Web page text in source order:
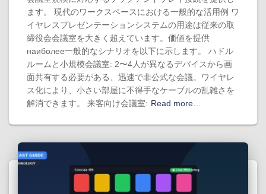
ます。 現代のワークスペースにおける一般的な活用例 ワ
イヤレスプレゼンテーションシステムの用途は従来の取
締役会会議室を大きく超えています。価値を提供
наиболее一般的なシナリオを以下に示します。 ハドル
ルームと小規模会議室: 2〜4人が異なるデバイスから画
面共有する必要がある、迅速で非公式な会議。ワイヤレ
ス化により、小さい部屋に不得手なケーブルの乱雑さを
解消できます。 来客向け会議室: Read more…